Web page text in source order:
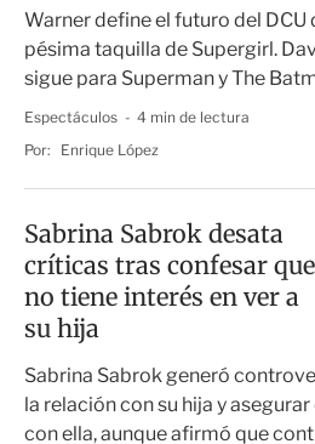
Warner define el futuro del DCU
pésima taquilla de Supergirl.
sigue para Superman y The
Espectáculos
4 min de lectura
Por:
Enrique López
Sabrina Sabrok desata
críticas tras confesar que
no tiene interés en ver a
su hija
Sabrina Sabrok generó
la relación con su hija y
con ella, aunque afirmó que